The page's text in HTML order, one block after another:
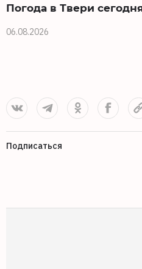
Погода в Твери
06.08.2026
Подписаться